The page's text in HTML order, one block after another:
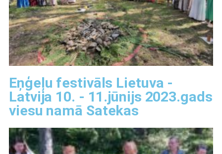
Eņģeļu festivāls Lietuva -
Latvija 10. - 11.jūnijs 2023.gads
viesu namā Satekas